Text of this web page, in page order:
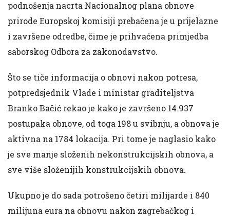
podnošenja nacrta Nacionalnog plana obnove
prirode Europskoj komisiji prebačena je u prijelazne
i završene odredbe, čime je prihvaćena primjedba
saborskog Odbora za zakonodavstvo.
Što se tiče informacija o obnovi nakon potresa,
potpredsjednik Vlade i ministar graditeljstva
Branko Bačić rekao je kako je završeno 14.937
postupaka obnove, od toga 198 u svibnju, a obnova je
aktivna na 1784 lokacija. Pri tome je naglasio kako
je sve manje složenih nekonstrukcijskih obnova, a
sve više složenijih konstrukcijskih obnova.
Ukupno je do sada potrošeno četiri milijarde i 840
milijuna eura na obnovu nakon zagrebačkog i